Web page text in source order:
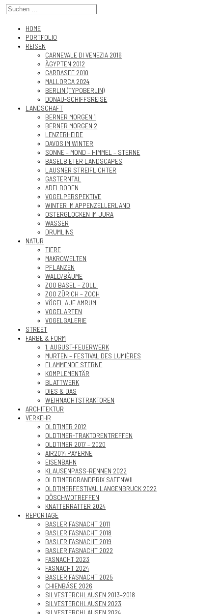
HOME
PORTFOLIO
REISEN
CARNEVALE DI VENEZIA 2016
ÄGYPTEN 2012
GARDASEE 2010
MALLORCA 2024
BERLIN (TYPOBERLIN)
DONAU-SCHIFFSREISE
LANDSCHAFT
BERNER MORGEN 1
BERNER MORGEN 2
LENZERHEIDE
DAVOS IM WINTER
SONNE – MOND – HIMMEL – STERNE
BASELBIETER LANDSCAPES
LAUSNER STREIFLICHTER
GASTERNTAL
ADELBODEN
VOGELPERSPEKTIVE
WINTER IM APPENZELLERLAND
OSTERGLOCKEN IM JURA
WASSER
DRUMLINS
NATUR
TIERE
MAKROWELTEN
PFLANZEN
WALD/BÄUME
ZOO BASEL – ZOLLI
ZOO ZÜRICH – ZOOH
VÖGEL AUF AMRUM
VOGELARTEN
VOGELGALERIE
STREET
FARBE & FORM
1. AUGUST-FEUERWERK
MURTEN – FESTIVAL DES LUMIÈRES
FLAMMENDE STERNE
KOMPLEMENTÄR
BLATTWERK
DIES & DAS
WEIHNACHTSTRAKTOREN
ARCHITEKTUR
VERKEHR
OLDTIMER 2012
OLDTIMER-TRAKTORENTREFFEN
OLDTIMER 2017 – 2020
AIR2014 PAYERNE
EISENBAHN
KLAUSENPASS-RENNEN 2022
OLDTIMERGRANDPRIX SAFENWIL
OLDTIMERFESTIVAL LANGENBRUCK 2022
DÖSCHWOTREFFEN
KNATTERRATTER 2024
REPORTAGE
BASLER FASNACHT 2011
BASLER FASNACHT 2018
BASLER FASNACHT 2019
BASLER FASNACHT 2022
FASNACHT 2023
FASNACHT 2024
BASLER FASNACHT 2025
CHIENBÄSE 2026
SILVESTERCHLAUSEN 2013–2018
SILVESTERCHLAUSEN 2023
SILVESTERCHLAUSEN 2024